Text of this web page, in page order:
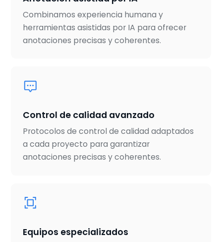
Combinamos experiencia humana y
herramientas asistidas por IA para ofrecer
anotaciones precisas y coherentes.
Control de calidad avanzado
Protocolos de control de calidad adaptados
a cada proyecto para garantizar
anotaciones precisas y coherentes.
Equipos especializados